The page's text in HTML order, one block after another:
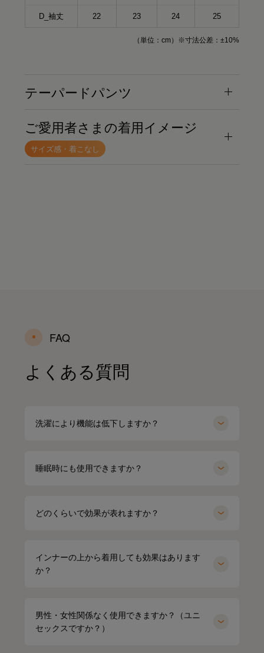
D_袖丈 22 23 24 25
（単位：cm）※寸法公差：±10%
テーパードパンツ
ご愛用者さまの着用イメージ
サイズ感・着こなし
FAQ
よくある質問
洗濯により機能は低下しますか？
睡眠時にも使用できますか？
どのくらいで効果が表れますか？
インナーの上から着用しても効果はあります
か？
男性・女性関係なく使用できますか？（ユニ
セックスですか？）